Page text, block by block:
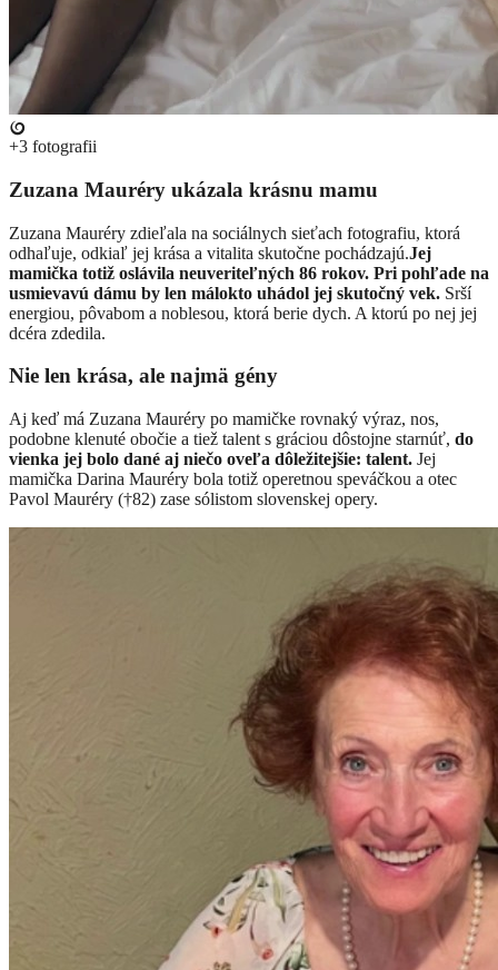
+3 fotografii
Zuzana Mauréry ukázala krásnu mamu
Zuzana Mauréry zdieľala na sociálnych sieťach fotografiu, ktorá
odhaľuje, odkiaľ jej krása a vitalita skutočne pochádzajú.Jej
mamička totiž oslávila neuveriteľných 86 rokov. Pri pohľade na
usmievavú dámu by len málokto uhádol jej skutočný vek. Srší
energiou, pôvabom a noblesou, ktorá berie dych. A ktorú po nej jej
dcéra zdedila.
Nie len krása, ale najmä gény
Aj keď má Zuzana Mauréry po mamičke rovnaký výraz, nos,
podobne klenuté obočie a tiež talent s gráciou dôstojne starnúť, do
vienka jej bolo dané aj niečo oveľa dôležitejšie: talent. Jej
mamička Darina Mauréry bola totiž operetnou speváčkou a otec
Pavol Mauréry (†82) zase sólistom slovenskej opery.